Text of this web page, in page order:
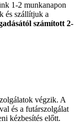
1-2 munkanapon
és szállítjuk a
számított 2-
végzik. A
és a futárszolgálat
kézbesítés előtt.